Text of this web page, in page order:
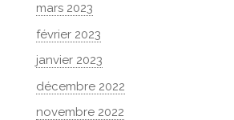
mars 2023
février 2023
janvier 2023
décembre 2022
novembre 2022